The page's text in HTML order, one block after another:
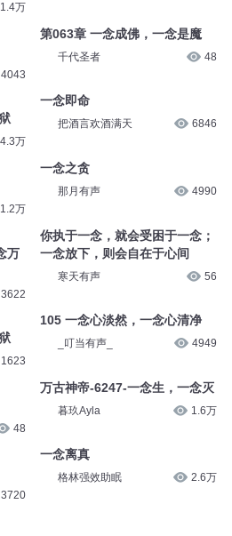
1.4万
4043
万
1.2万
万
3622
1623
48
3720
第063章 一念成佛，一念是魔
千代圣者 48
一念即命
把酒言欢酒满天 6846
一念之贪
那月有声 4990
你执于一念，就会受困于一念；
一念放下，则会自在于心间
寒天有声 56
105 一念心淡然，一念心清净
_叮当有声_ 4949
万古神帝-6247-一念生，一念灭
暮玖Ayla 1.6万
一念离真
格林强效助眠 2.6万